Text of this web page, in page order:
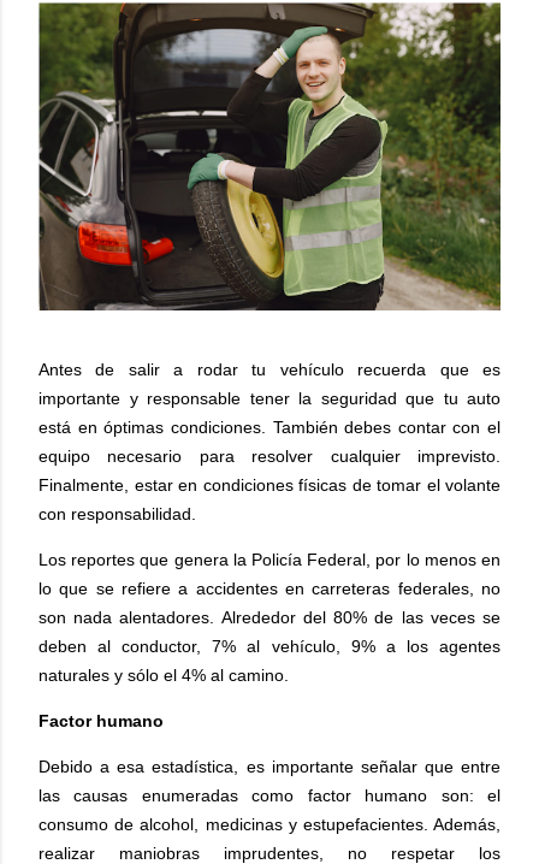
Antes de salir a rodar tu vehículo recuerda que es
importante y responsable tener la seguridad que tu auto
está en óptimas condiciones. También debes contar con el
equipo necesario para resolver cualquier imprevisto.
Finalmente, estar en condiciones físicas de tomar el volante
con responsabilidad.
Los reportes que genera la Policía Federal, por lo menos en
lo que se refiere a accidentes en carreteras federales, no
son nada alentadores. Alrededor del 80% de las veces se
deben al conductor, 7% al vehículo, 9% a los agentes
naturales y sólo el 4% al camino.
Factor humano
Debido a esa estadística, es importante señalar que entre
las causas enumeradas como factor humano son: el
consumo de alcohol, medicinas y estupefacientes. Además,
realizar maniobras imprudentes, no respetar los